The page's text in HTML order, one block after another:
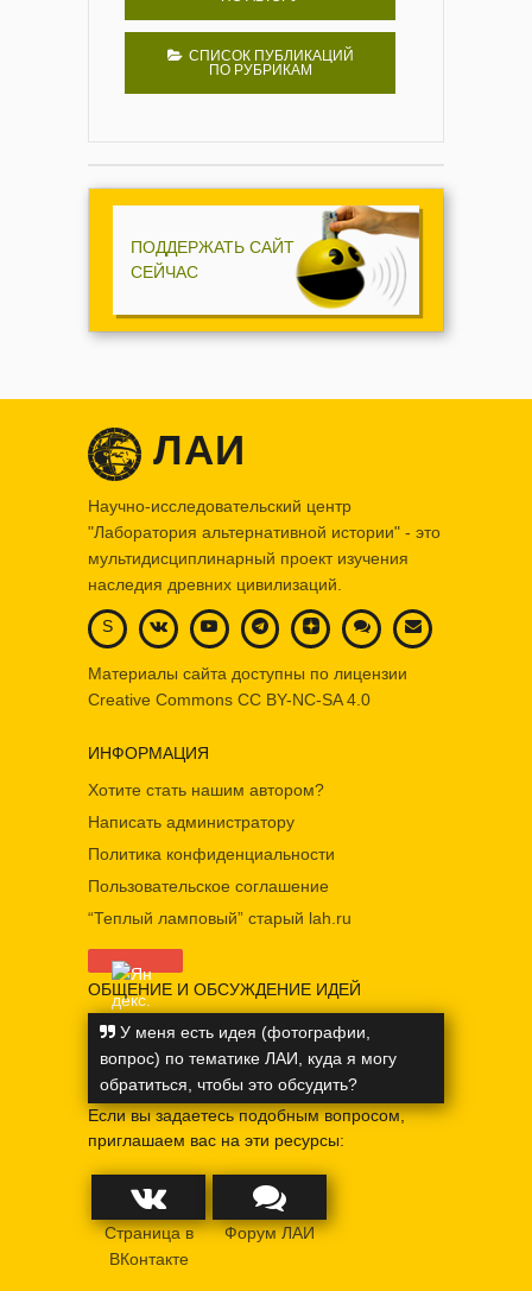
СПИСОК ПУБЛИКАЦИЙ
ПО РУБРИКАМ
ПОДДЕРЖАТЬ САЙТ
СЕЙЧАС
ЛАИ
Научно-исследовательский центр
"Лаборатория альтернативной истории" - это
мультидисциплинарный проект изучения
наследия древних цивилизаций.
S
Материалы сайта доступны по лицензии
Creative Commons CC BY-NC-SA 4.0
ИНФОРМАЦИЯ
Хотите стать нашим автором?
Написать администратору
Политика конфиденциальности
Пользовательское соглашение
“Теплый ламповый” старый lah.ru
ОБЩЕНИЕ И ОБСУЖДЕНИЕ ИДЕЙ
У меня есть идея (фотографии,
вопрос) по тематике ЛАИ, куда я могу
обратиться, чтобы это обсудить?
Если вы задаетесь подобным вопросом,
приглашаем вас на эти ресурсы:
Страница в
ВКонтакте
Форум ЛАИ